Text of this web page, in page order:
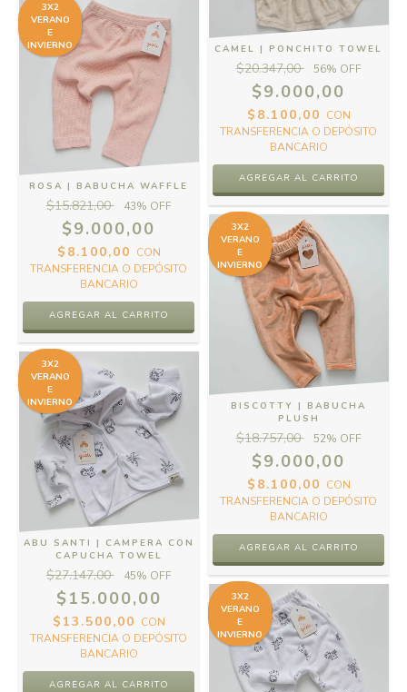
3X2
VERANO
E
INVIERNO
ROSA | BABUCHA WAFFLE
$15.821,00 43% OFF
$9.000,00
$8.100,00 CON
TRANSFERENCIA O DEPÓSITO
BANCARIO
AGREGAR AL CARRITO
CAMEL | PONCHITO TOWEL
$20.347,00 56% OFF
$9.000,00
$8.100,00 CON
TRANSFERENCIA O DEPÓSITO
BANCARIO
AGREGAR AL CARRITO
3X2
VERANO
E
INVIERNO
ABU SANTI | CAMPERA CON
CAPUCHA TOWEL
$27.147,00 45% OFF
$15.000,00
$13.500,00 CON
TRANSFERENCIA O DEPÓSITO
BANCARIO
AGREGAR AL CARRITO
3X2
VERANO
E
INVIERNO
BISCOTTY | BABUCHA
PLUSH
$18.757,00 52% OFF
$9.000,00
$8.100,00 CON
TRANSFERENCIA O DEPÓSITO
BANCARIO
AGREGAR AL CARRITO
3X2
VERANO
E
INVIERNO